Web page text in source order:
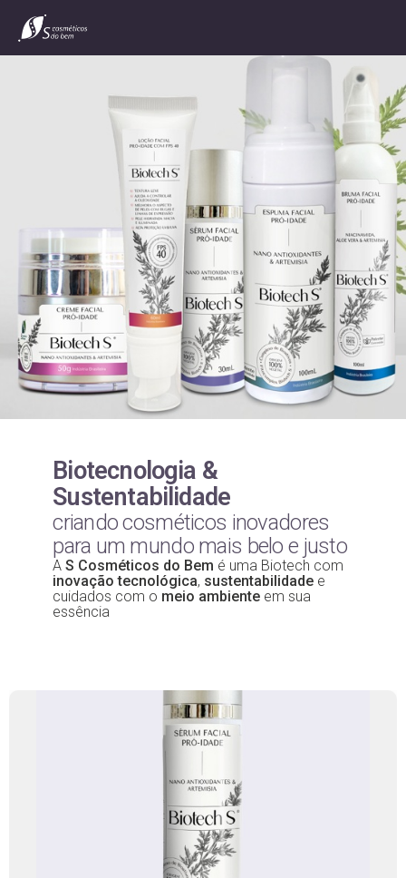
Biotecnologia &
Sustentabilidade
criando cosméticos inovadores
para um mundo mais belo e justo
AS Cosméticos do Bem é uma Biotech com
inovação tecnológica, sustentabilidade e
cuidados com o meio ambiente em sua
essência
Linha Biotech S
98% de respostas positivas para envelhecimento,
oleosidade, acne, pele sensível, ressecamento,
psoríase e dermatites. Veja detalhes!